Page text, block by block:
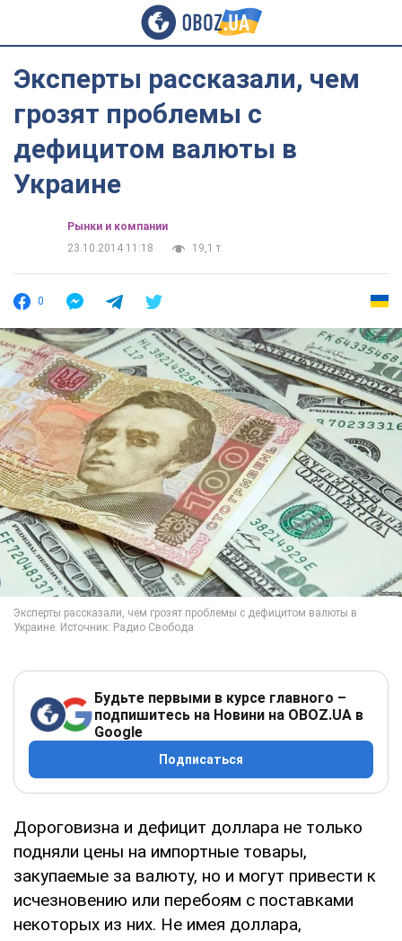
Эксперты рассказали, чем
грозят проблемы с
дефицитом валюты в
Украине
Рынки и компании
23.10.2014 11:18
19,1 т.
0
Будьте первыми в курсе главного –
подпишитесь на Новини на OBOZ.UA в
Google
Подписаться
Дороговизна и дефицит доллара не только
подняли цены на импортные товары,
закупаемые за валюту, но и могут привести к
исчезновению или перебоям с поставками
некоторых из них. Не имея доллара,